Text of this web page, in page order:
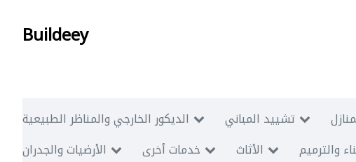
Buildeey
الديكور الخارجي والمناظر الطبيعية تشييد المباني
الأرضيات والجدران
خدمات أخرى الأثاث والترميم